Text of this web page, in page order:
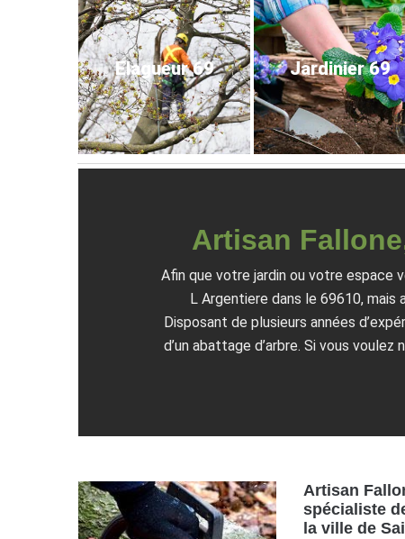
Elagueur 69 Jardinier 69
Artisan
Afin que votre jardin ou votre espace
L Argentiere dans le 69610,
Disposant de plusieurs années
d’un abattage d’arbre. Si vous
Artisan
spécialiste
la ville de